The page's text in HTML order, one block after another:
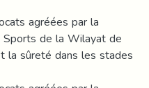
agréées par la
de la Wilayat de
la sûreté dans les stades